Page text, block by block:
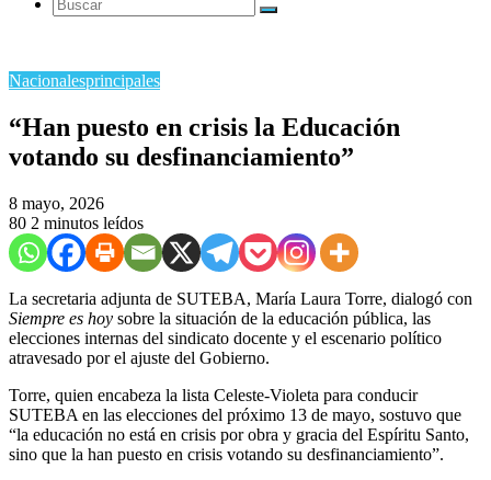
Buscar
Nacionalesprincipales
​“Han puesto en crisis la Educación
votando su desfinanciamiento”
8 mayo, 2026
80 2 minutos leídos
La secretaria adjunta de SUTEBA, María Laura Torre, dialogó con
Siempre es hoy sobre la situación de la educación pública, las
elecciones internas del sindicato docente y el escenario político
atravesado por el ajuste del Gobierno.
Torre, quien encabeza la lista Celeste-Violeta para conducir
SUTEBA en las elecciones del próximo 13 de mayo, sostuvo que
“la educación no está en crisis por obra y gracia del Espíritu Santo,
sino que la han puesto en crisis votando su desfinanciamiento”.